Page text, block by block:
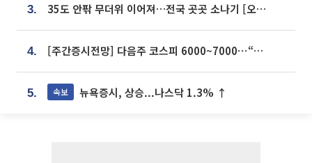
3. 35도 안팎 무더위 이어져…전국 곳곳 소나기 [오늘 날씨]
4. [주간증시전망] 다음주 코스피 6000~7000⋯“外人 수급은 정책이 변수”
5. 속보 뉴욕증시, 상승...나스닥 1.3% ↑